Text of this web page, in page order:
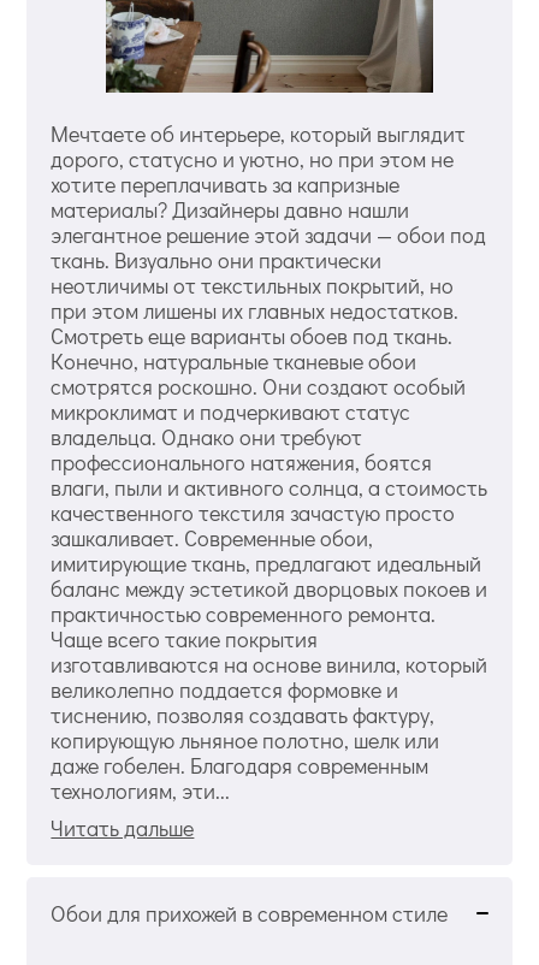
Мечтаете об интерьере, который выглядит
дорого, статусно и уютно, но при этом не
хотите переплачивать за капризные
материалы? Дизайнеры давно нашли
элегантное решение этой задачи — обои под
ткань. Визуально они практически
неотличимы от текстильных покрытий, но
при этом лишены их главных недостатков.
Смотреть еще варианты обоев под ткань.
Конечно, натуральные тканевые обои
смотрятся роскошно. Они создают особый
микроклимат и подчеркивают статус
владельца. Однако они требуют
профессионального натяжения, боятся
влаги, пыли и активного солнца, а стоимость
качественного текстиля зачастую просто
зашкаливает. Современные обои,
имитирующие ткань, предлагают идеальный
баланс между эстетикой дворцовых покоев и
практичностью современного ремонта.
Чаще всего такие покрытия
изготавливаются на основе винила, который
великолепно поддается формовке и
тиснению, позволяя создавать фактуру,
копирующую льняное полотно, шелк или
даже гобелен. Благодаря современным
технологиям, эти...
Читать дальше
Обои для прихожей в современном стиле